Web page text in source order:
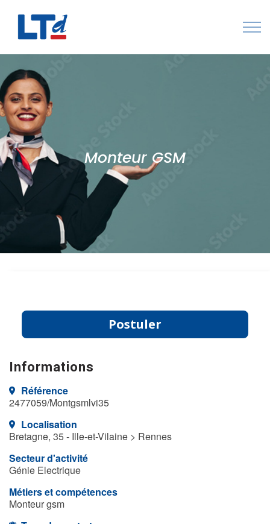
Numéro Vert : 0805 034 036
Qui sommes-nous
Rejoignez LTd
Contactez-nous Monteur GSM
Postuler
Informations
Référence
2477059/Montgsmlvi35
Localisation
Bretagne, 35 - Ille-et-Vilaine > Rennes
Secteur d'activité
Génie Electrique
Métiers et compétences
Monteur gsm